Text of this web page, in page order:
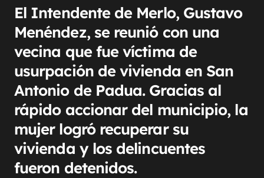
El Intendente de Merlo, Gustavo
Menéndez, se reunió con una
vecina que fue víctima de
usurpación de vivienda en San
Antonio de Padua. Gracias al
rápido accionar del municipio, la
mujer logró recuperar su
vivienda y los delincuentes
fueron detenidos.